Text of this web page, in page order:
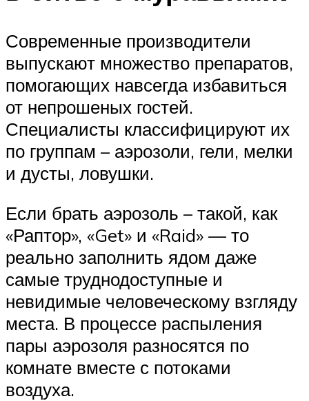
Современные производители
выпускают множество препаратов,
помогающих навсегда избавиться
от непрошеных гостей.
Специалисты классифицируют их
по группам – аэрозоли, гели, мелки
и дусты, ловушки.
Если брать аэрозоль – такой, как
«Раптор», «Get» и «Raid» — то
реально заполнить ядом даже
самые труднодоступные и
невидимые человеческому взгляду
места. В процессе распыления
пары аэрозоля разносятся по
комнате вместе с потоками
воздуха.